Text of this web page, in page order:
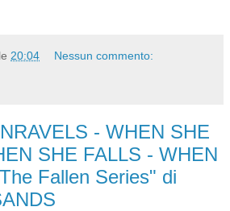
20:04 Nessun commento:
- WHEN SHE
SHE FALLS - WHEN
Fallen Series" di